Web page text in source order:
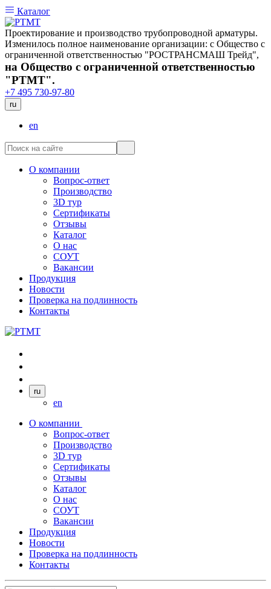
Каталог
Проектирование и производство трубопроводной арматуры.
Изменилось полное наименование организации: с Общество с
ограниченной ответственностью "РОСТРАНСМАШ Трейд",
на Общество с ограниченной ответственностью
"РТМТ".
+7 495 730-97-80
ru
en
О компании
Вопрос-ответ
Производство
3D тур
Сертификаты
Отзывы
Каталог
О нас
СОУТ
Вакансии
Продукция
Новости
Проверка на подлинность
Контакты
ru
en
О компании
Вопрос-ответ
Производство
3D тур
Сертификаты
Отзывы
Каталог
О нас
СОУТ
Вакансии
Продукция
Новости
Проверка на подлинность
Контакты